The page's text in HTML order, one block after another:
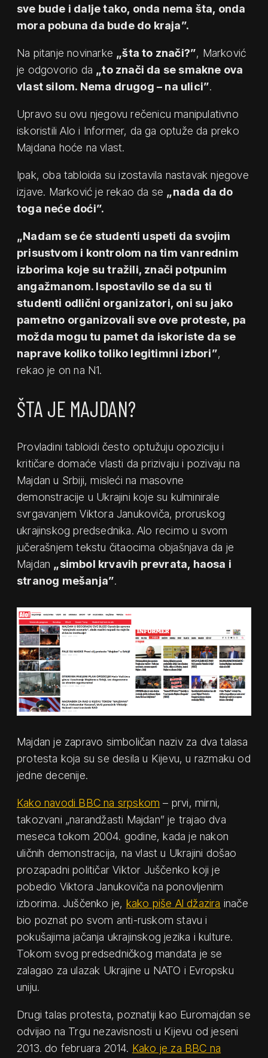
sve bude i dalje tako, onda nema šta, onda
mora pobuna da bude do kraja”.
Na pitanje novinarke „šta to znači?”, Marković
je odgovorio da „to znači da se smakne ova
vlast silom. Nema drugog – na ulici”.
Upravo su ovu njegovu rečenicu manipulativno
iskoristili Alo i Informer, da ga optuže da preko
Majdana hoće na vlast.
Ipak, oba tabloida su izostavila nastavak njegove
izjave. Marković je rekao da se „nada da do
toga neće doći”.
„Nadam se će studenti uspeti da svojim
prisustvom i kontrolom na tim vanrednim
izborima koje su tražili, znači potpunim
angažmanom. Ispostavilo se da su ti
studenti odlični organizatori, oni su jako
pametno organizovali sve ove proteste, pa
možda mogu tu pamet da iskoriste da se
naprave koliko toliko legitimni izbori”,
rekao je on na N1.
ŠTA JE MAJDAN?
Provladini tabloidi često optužuju opoziciju i
kritičare domaće vlasti da prizivaju i pozivaju na
Majdan u Srbiji, misleći na masovne
demonstracije u Ukrajini koje su kulminirale
svrgavanjem Viktora Janukoviča, proruskog
ukrajinskog predsednika. Alo recimo u svom
jučerašnjem tekstu čitaocima objašnjava da je
Majdan „simbol krvavih prevrata, haosa i
stranog mešanja”.
Majdan je zapravo simboličan naziv za dva talasa
protesta koja su se desila u Kijevu, u razmaku od
jedne decenije.
Kako navodi BBC na srpskom – prvi, mirni,
takozvani „narandžasti Majdan” je trajao dva
meseca tokom 2004. godine, kada je nakon
uličnih demonstracija, na vlast u Ukrajini došao
prozapadni političar Viktor Juščenko koji je
pobedio Viktora Janukoviča na ponovljenim
izborima. Juščenko je, kako piše Al džazira inače
bio poznat po svom anti-ruskom stavu i
pokušajima jačanja ukrajinskog jezika i kulture.
Tokom svog predsedničkog mandata je se
zalagao za ulazak Ukrajine u NATO i Evropsku
uniju.
Drugi talas protesta, poznatiji kao Euromajdan se
odvijao na Trgu nezavisnosti u Kijevu od jeseni
2013. do februara 2014. Kako je za BBC na